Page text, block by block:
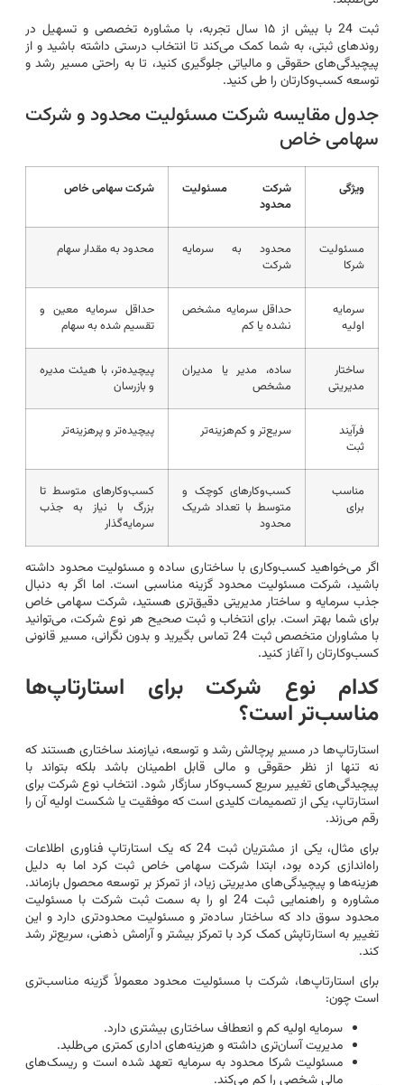
ثبت 24 با بیش از ۱۵ سال تجربه، با مشاوره تخصصی و تسهیل در
روندهای ثبتی، به شما کمک می‌کند تا انتخاب درستی داشته باشید و از
پیچیدگی‌های حقوقی و مالیاتی جلوگیری کنید، تا به راحتی مسیر رشد و
توسعه کسب‌وکارتان را طی کنید.
جدول مقایسه شرکت مسئولیت محدود و شرکت
سهامی خاص
ویژگی
شرکت مسئولیت
محدود
شرکت سهامی خاص
مسئولیت
شرکا
محدود به سرمایه
شرکت
محدود به مقدار سهام
سرمایه
اولیه
حداقل سرمایه مشخص
نشده یا کم
حداقل سرمایه معین و
تقسیم شده به سهام
ساختار
مدیریتی
ساده، مدیر یا مدیران
مشخص
پیچیده‌تر، با هیئت مدیره
و بازرسان
فرآیند
ثبت
سریع‌تر و کم‌هزینه‌تر پیچیده‌تر و پرهزینه‌تر
مناسب
برای
کسب‌وکارهای کوچک و
متوسط با تعداد شریک
محدود
کسب‌وکارهای متوسط تا
بزرگ با نیاز به جذب
سرمایه‌گذار
اگر می‌خواهید کسب‌وکاری با ساختاری ساده و مسئولیت محدود داشته
باشید، شرکت مسئولیت محدود گزینه مناسبی است. اما اگر به دنبال
جذب سرمایه و ساختار مدیریتی دقیق‌تری هستید، شرکت سهامی خاص
برای شما بهتر است. برای انتخاب و ثبت صحیح هر نوع شرکت، می‌توانید
با مشاوران متخصص ثبت 24 تماس بگیرید و بدون نگرانی، مسیر قانونی
کسب‌وکارتان را آغاز کنید.
کدام نوع شرکت برای استارتاپ‌ها
مناسب‌تر است؟
استارتاپ‌ها در مسیر پرچالش رشد و توسعه، نیازمند ساختاری هستند که
نه تنها از نظر حقوقی و مالی قابل اطمینان باشد بلکه بتواند با
پیچیدگی‌های تغییر سریع کسب‌وکار سازگار شود. انتخاب نوع شرکت برای
استارتاپ، یکی از تصمیمات کلیدی است که موفقیت یا شکست اولیه آن را
رقم می‌زند.
برای مثال، یکی از مشتریان ثبت 24 که یک استارتاپ فناوری اطلاعات
راه‌اندازی کرده بود، ابتدا شرکت سهامی خاص ثبت کرد اما به دلیل
هزینه‌ها و پیچیدگی‌های مدیریتی زیاد، از تمرکز بر توسعه محصول بازماند.
مشاوره و راهنمایی ثبت 24 او را به سمت ثبت شرکت با مسئولیت
محدود سوق داد که ساختار ساده‌تر و مسئولیت محدودتری دارد و این
تغییر به استارتاپش کمک کرد با تمرکز بیشتر و آرامش ذهنی، سریع‌تر رشد
کند.
برای استارتاپ‌ها، شرکت با مسئولیت محدود معمولاً گزینه مناسب‌تری
است چون:
سرمایه اولیه کم و انعطاف ساختاری بیشتری دارد.
مدیریت آسان‌تری داشته و هزینه‌های اداری کمتری می‌طلبد.
مسئولیت شرکا محدود به سرمایه تعهد شده است و ریسک‌های
مالی شخصی را کم می‌کند.